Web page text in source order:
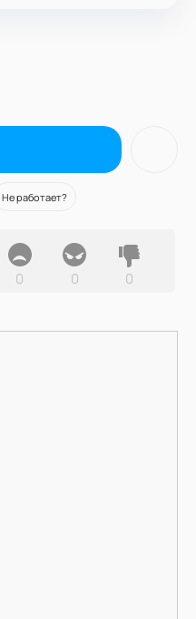
Не работает?
0 0 0